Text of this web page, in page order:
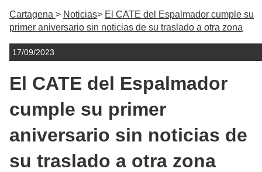
Cartagena Noticias
El CATE del Espalmador cumple su
primer aniversario sin noticias de su traslado a otra zona
17/09/2023
El CATE del Espalmador
cumple su primer
aniversario sin noticias de
su traslado a otra zona